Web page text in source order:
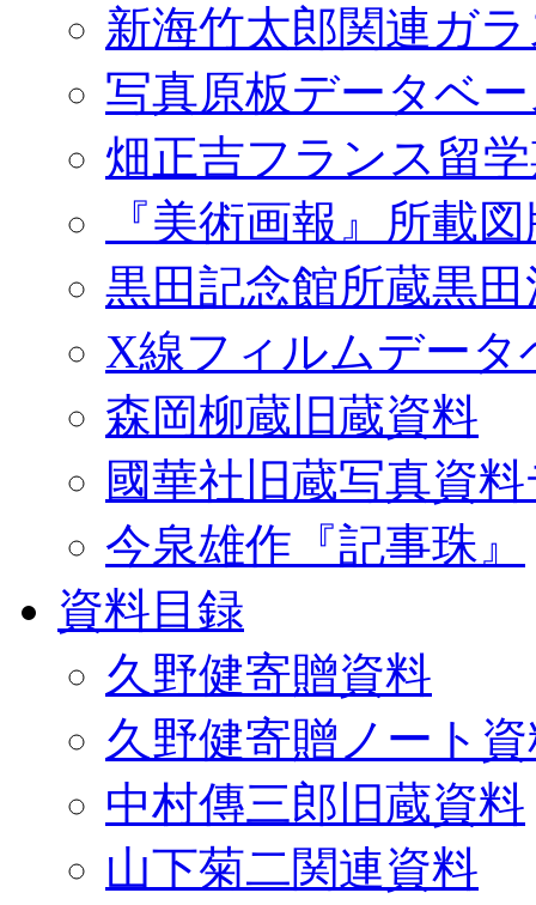
新海竹太郎関連ガ
写真原板データベ
畑正吉フランス留
『美術画報』所載
黒田記念館所蔵黒
X線フィルムデータ
森岡柳蔵旧蔵資料
國華社旧蔵写真資
今泉雄作『記事珠』
資料目録
久野健寄贈資料
久野健寄贈ノート
中村傳三郎旧蔵資料
山下菊二関連資料